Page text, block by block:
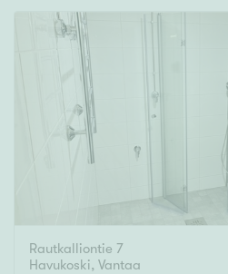
Rautkalliontie 7
Havukoski, Vantaa